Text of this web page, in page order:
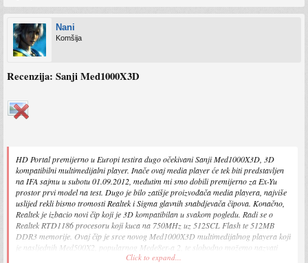
Nani
Komšija
Recenzija: Sanji Med1000X3D
HD Portal premijerno u Europi testira dugo očekivani Sanji Med1000X3D, 3D
kompatibilni multimedijalni player. Inače ovaj media player će tek biti predstavljen
na IFA sajmu u subotu 01.09.2012, međutim mi smo dobili premijerno za Ex-Yu
prostor prvi model na test. Dugo je bilo zatišje proizvođača media playera, najviše
uslijed rekli bismo tromosti Realtek i Sigma glavnih snabdjevača čipova. Konačno,
Realtek je izbacio novi čip koji je 3D kompatibilan u svakom pogledu. Radi se o
Realtek RTD1186 procesoru koji kuca na 750MHz uz 512SCL Flash te 512MB
DDR3 memorije. Ovaj čip je srce novog Med1000X3D multimedijalnog playera koji
je nasljednih Med500X2, popularnog Mede8er-a 2, te slobodno možemo nazvati
Click to expand...